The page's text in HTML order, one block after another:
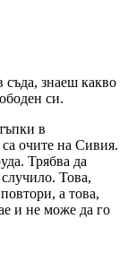
съда, знаеш какво
си.
в
очите на Сивия.
Трябва да
Това,
а това,
и не може да го